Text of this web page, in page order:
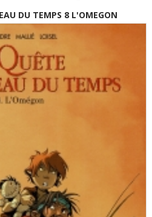
DU TEMPS 8 L'OMEGON